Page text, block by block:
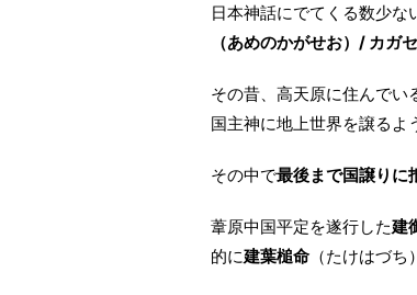
日本神話にでてくる数少な
（あめのかがせお）/ カガ
その昔、高天原に住んで
国主神に地上世界を譲るよ
その中で最後まで国譲りに
葦原中国平定を遂行した建
的に建葉槌命 （たけはづ